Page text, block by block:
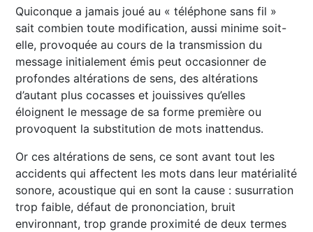
Quiconque a jamais joué au « téléphone sans fil »
sait combien toute modification, aussi minime soit-
elle, provoquée au cours de la transmission du
message initialement émis peut occasionner de
profondes altérations de sens, des altérations
d’autant plus cocasses et jouissives qu’elles
éloignent le message de sa forme première ou
provoquent la substitution de mots inattendus.
Or ces altérations de sens, ce sont avant tout les
accidents qui affectent les mots dans leur matérialité
sonore, acoustique qui en sont la cause : susurration
trop faible, défaut de prononciation, bruit
environnant, trop grande proximité de deux termes